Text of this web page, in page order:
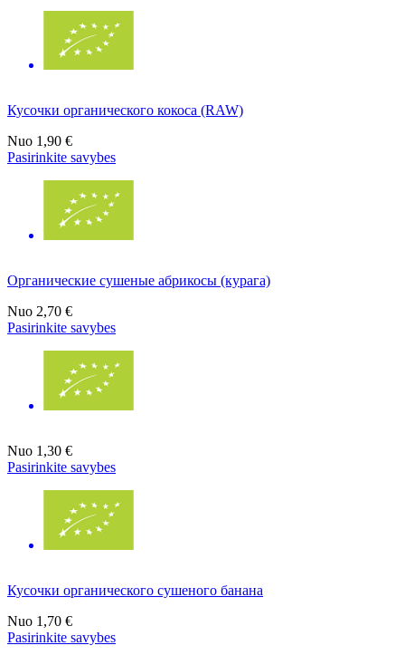
Кусочки органического кокоса (RAW)
Nuo 1,90 €
Pasirinkite savybes
Органические сушеные абрикосы (курага)
Nuo 2,70 €
Pasirinkite savybes
Nuo 1,30 €
Pasirinkite savybes
Кусочки органического сушеного банана
Nuo 1,70 €
Pasirinkite savybes